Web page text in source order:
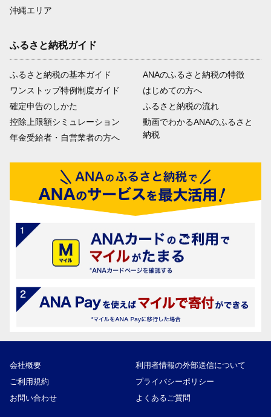
沖縄エリア
ふるさと納税ガイド
ふるさと納税の基本ガイド
ワンストップ特例制度ガイド
確定申告のしかた
控除上限額シミュレーション
年金受給者・自営業者の方へ
ANAのふるさと納税の特徴
はじめての方へ
ふるさと納税の流れ
動画でわかるANAのふるさと
納税
会社概要
利用者情報の外部送信について
ご利用規約
プライバシーポリシー
お問い合わせ
よくあるご質問